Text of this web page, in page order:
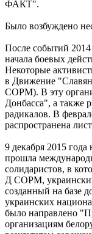
ФАКТ".
Было возбуждено
После событий
начала боевых
Некоторые
в Движение
СОРМ). В эту
Донбасса", а также
радикалов. В
распространена
9 декабря 2015
прошла
солидаристов, в
Д СОРМ,
созданный на базе
украинских
было направлено
организациям